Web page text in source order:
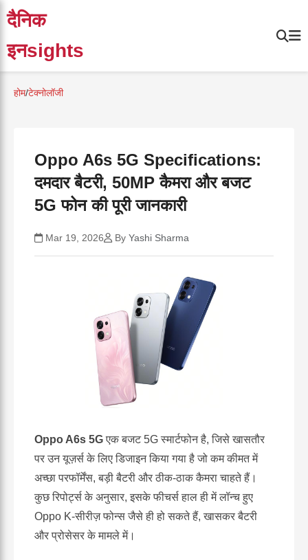
दैनिक
इनsights
होम/टेक्नोलॉजी
Oppo A6s 5G Specifications:
दमदार बैटरी, 50MP कैमरा और बजट
5G फोन की पूरी जानकारी
Mar 19, 2026 By Yashi Sharma
Oppo A6s 5Gएक बजट 5G स्मार्टफोन है, जिसे खासतौर
पर उन यूज़र्स के लिए डिजाइन किया गया है जो कम कीमत में
अच्छा परफॉर्मेंस, बड़ी बैटरी और ठीक-ठाक कैमरा चाहते हैं।
कुछ रिपोर्ट्स के अनुसार, इसके फीचर्स हाल ही में लॉन्च हुए
Oppo K-सीरीज़ फोन्स जैसे ही हो सकते हैं, खासकर बैटरी
और प्रोसेसर के मामले में।